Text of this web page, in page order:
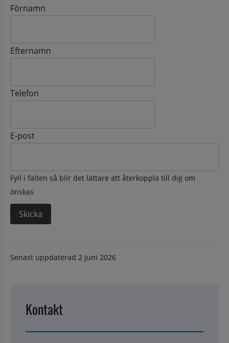
Kontaktuppgifter
Förnamn
Efternamn
Telefon
E-post
Fyll i fälten så blir det lättare att återkoppla till dig om
önskas
Senast uppdaterad 2 juni 2026
Kontakt